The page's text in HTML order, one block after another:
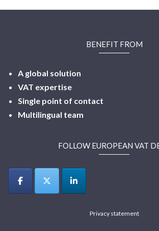
BENEFIT FROM
A global solution
VAT expertise
Single point of contact
Multilingual team
FOLLOW EUROPEAN VAT
Privacy statement